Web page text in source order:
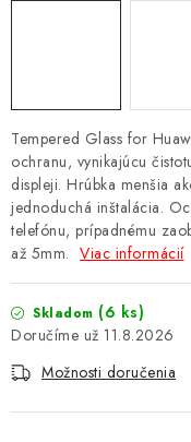
PRÍSLUŠENSTVO K
BATÉRIE VARTA
MULTIMÉDIÁ
KAMERY
OSTATNÉ
Tempered Glass for
ochranu, vynikajúcu
displeji. Hrúbka menšia
jednoduchá inštalácia.
telefónu, prípadnému
až 5mm. Viac informácií
Skladom (6 ks)
11.8.2026
Možnosti doručenia